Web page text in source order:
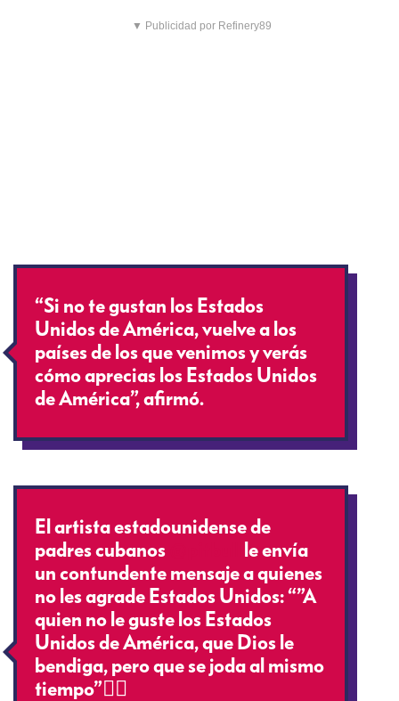
▼ Publicidad por Refinery89
“Si no te gustan los Estados
Unidos de América, vuelve a los
países de los que venimos y verás
cómo aprecias los Estados Unidos
de América”, afirmó.
El artista estadounidense de
padres cubanos
le envía
un contundente mensaje a quienes
no les agrade Estados Unidos: “”A
quien no le guste los Estados
Unidos de América, que Dios le
bendiga, pero que se joda al mismo
tiempo”👇🏻